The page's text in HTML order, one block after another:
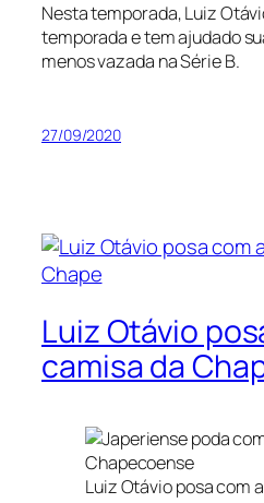
Nesta temporada, Luiz
temporada e tem ajudado
menos vazada na Série B.
27/09/2020
Luiz Otávio
camisa da
Luiz Otávio posa com